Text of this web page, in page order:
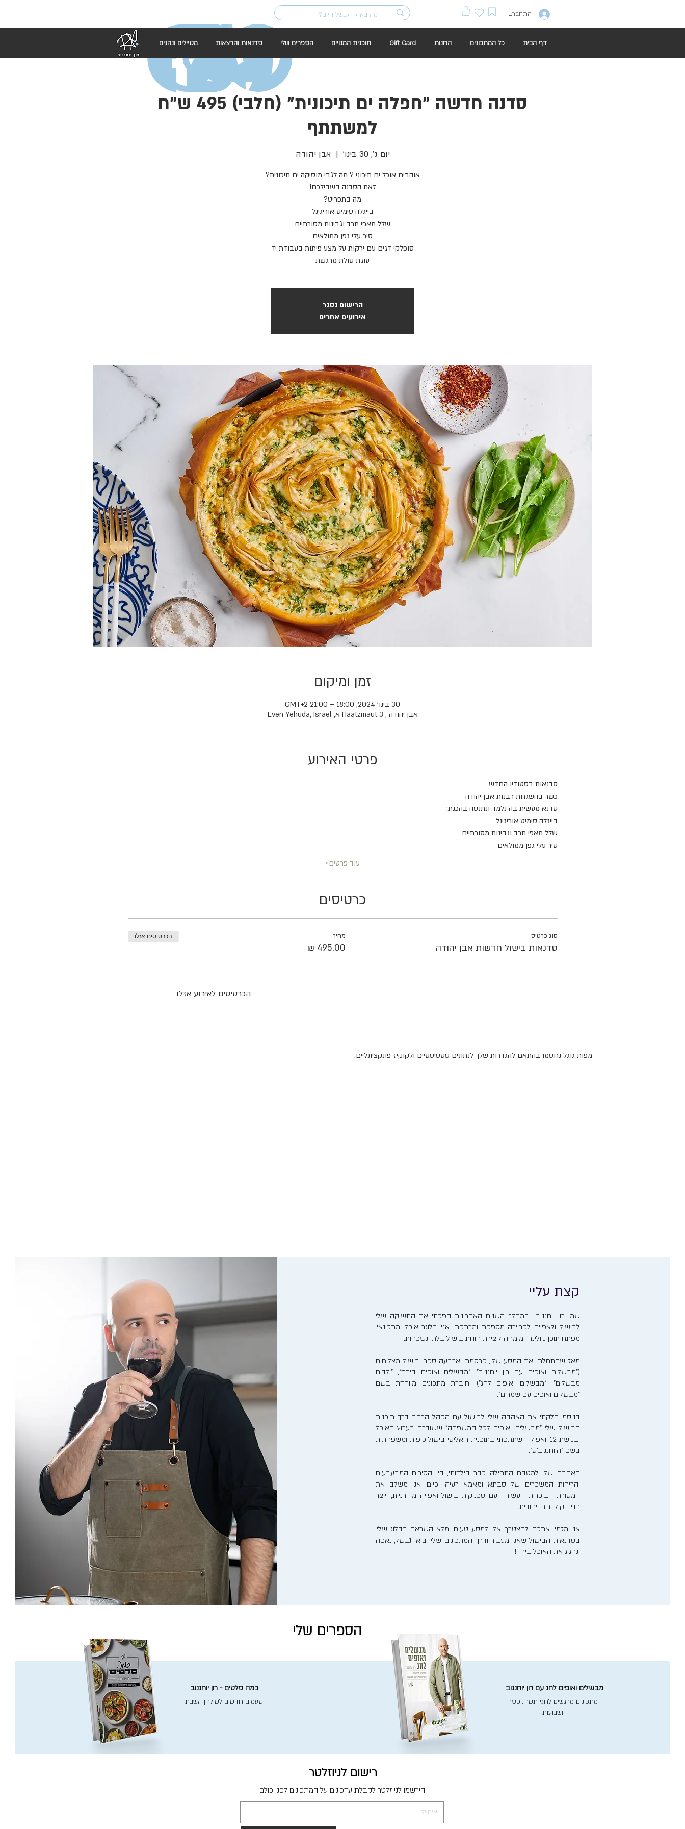
התחברות
דף הבית כל המתכונים החנות Gift Card תוכנית המנויים הספרים שלי סדנאות והרצאות מטיילים ונהנים
סדנה חדשה "חפלה ים תיכונית" (חלבי) 495 ש"ח
למשתתף
יום ג׳, 30 בינו׳
  |
אבן יהודה
עוגת סולת מרגשת
הרישום נסגר
אירועים אחרים
זמן ומיקום
30 בינו׳ 2024, 18:00 – 21:00 GMT‎+2‎
אבן יהודה , Haatzmaut 3 א, Even Yehuda, Israel
פרטי האירוע
סדנאות בסטודיו החדש -
כשר בהשגחת רבנות אבן יהודה
סדנא מעשית בה נלמד ונתנסה בהכנת:
בייגלה סימיט אוריגינל
שלל מאפי תרד וגבינות מסורתיים
סיר עלי גפן ממולאים
עוד פרטים>
כרטיסים
סוג כרטיס
סדנאות בישול חדשות אבן יהודה
מחיר הכרטיסים אזלו
הכרטיסים לאירוע אזלו
מפות גוגל נחסמו בהתאם להגדרות שלך לנתונים סטטיסטיים ולקוקיז פונקציונליים.
קצת עליי
שמי רון יוחננוב, ובמהלך השנים האחרונות הפכתי את התשוקה שלי
לבישול ולאפייה לקריירה מספקת ומרתקת. אני בלוגר אוכל, מתכונאי,
מפתח תוכן קולינרי ומומחה ליצירת חוויות בישול בלתי נשכחות.
מאז שהתחלתי את המסע שלי, פרסמתי ארבעה ספרי בישול מצליחים
("מבשלים ואופים עם רון יוחננוב", "מבשלים ואופים ביחד", "ילדים
מבשלים" ו"מבשלים ואופים לחג") וחוברת מתכונים מיוחדת בשם
"מבשלים ואופים עם שמרים".
בנוסף, חלקתי את האהבה שלי לבישול עם הקהל הרחב דרך תוכנית
הבישול שלי "מבשלים ואופים לכל המשפחה" ששודרה בערוץ האוכל
ובקשת 12, ואפילו השתתפתי בתוכנית ריאליטי בישול כיפית ומשפחתית
בשם "היוחננוב'ס".
האהבה שלי למטבח התחילה כבר בילדותי, בין הסירים המבעבעים
והריחות המשכרים של סבתא ומאמא רעיה. כיום, אני משלב את
המסורת הבוכרית העשירה עם טכניקות בישול ואפייה מודרניות, ויוצר
חוויה קולינרית ייחודית.
אני מזמין אתכם להצטרף אלי למסע טעים ומלא השראה בבלוג שלי,
בסדנאות הבישול שאני מעביר ודרך המתכונים שלי. בואו נבשל, נאפה
ונחגוג את האוכל ביחד!
הספרים שלי
כמה סלטים - רון יוחננוב
טעמים חדשים לשולחן השבת
מבשלים ואופים לחג עם רון יוחננוב
מתכונים מרגשים לחגי תשרי, פסח
ושבועות
רישום לניוזלטר
הירשמו לניוזלטר לקבלת עדכונים על המתכונים לפני כולם!